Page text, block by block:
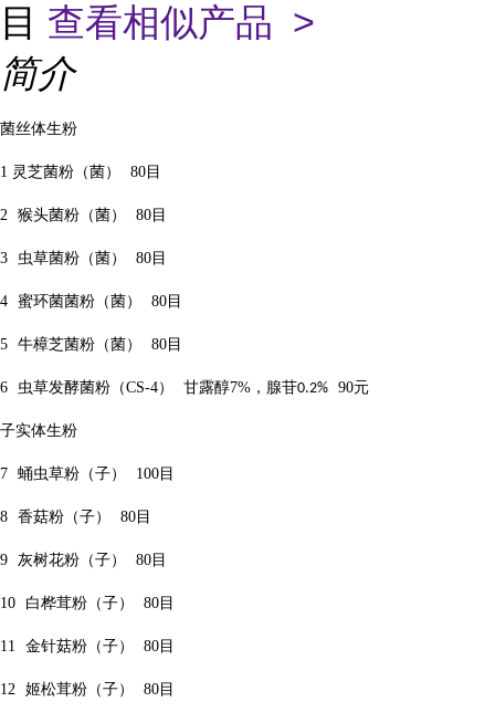
目 查看相似产品 >
简介
菌丝体生粉
1 灵芝菌粉（菌） 80 目
2 猴头菌粉（菌） 80 目
3 虫草菌粉（菌） 80 目
4 蜜环菌菌粉（菌） 80 目
5 牛樟芝菌粉（菌） 80 目
6 虫草发酵菌粉（CS-4） 甘露醇7% ，腺苷0.2% 90元
子实体生粉
7 蛹虫草粉（子） 100 目
8 香菇粉（子） 80 目
9 灰树花粉（子） 80 目
10 白桦茸粉（子） 80 目
11 金针菇粉（子） 80 目
12 姬松茸粉（子） 80 目